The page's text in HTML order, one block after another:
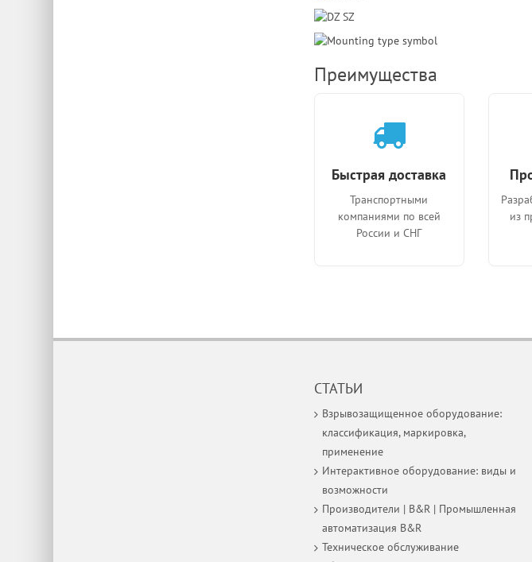
Преимущества
Быстрая доставка
Транспортными
компаниями по всей
России и СНГ
из
СТАТЬИ
Взрывозащищенное оборудование:
классификация, маркировка,
применение
Интерактивное оборудование: виды и
возможности
Производители | B&R | Промышленная
автоматизация B&R
Техническое обслуживание